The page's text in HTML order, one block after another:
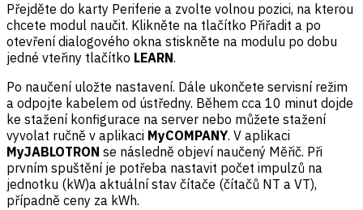
Přejděte do karty Periferie a zvolte volnou pozici, na kterou
chcete modul naučit. Klikněte na tlačítko Přiřadit a po
otevření dialogového okna stiskněte na modulu po dobu
jedné vteřiny tlačítko LEARN.
Po naučení uložte nastavení. Dále ukončete servisní režim
a odpojte kabelem od ústředny. Během cca 10 minut dojde
ke stažení konfigurace na server nebo můžete stažení
vyvolat ručně v aplikaci MyCOMPANY. V aplikaci
MyJABLOTRON se následně objeví naučený Měřič. Při
prvním spuštění je potřeba nastavit počet impulzů na
jednotku (kW)a aktuální stav čítače (čítačů NT a VT),
případně ceny za kWh.